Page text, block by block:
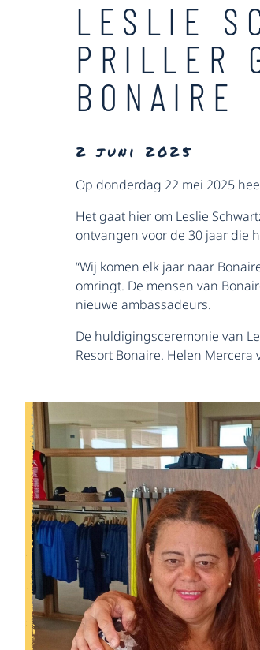
LESLIE
PRILLER
BONAIRE
2 juni 2025
Op donderdag 22 mei 2025
Het gaat hier om Leslie
ontvangen voor de 30 jaar die
“Wij komen elk jaar naar
omringt. De mensen van
nieuwe ambassadeurs.
De huldigingsceremonie van
Resort Bonaire. Helen